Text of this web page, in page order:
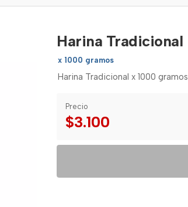
Harina Tradicional
x 1000 gramos
Harina Tradicional x 1000 gramos
Precio
$3.100